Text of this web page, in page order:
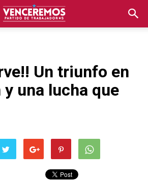
Un triunfo en
una lucha que